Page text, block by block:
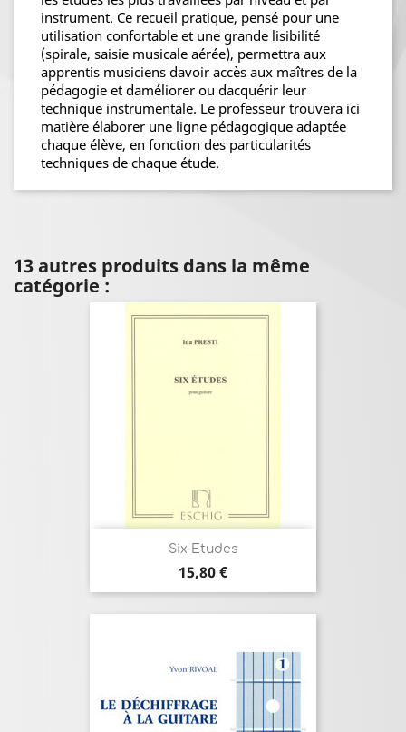
instrument. Ce recueil pratique, pensé pour une
utilisation confortable et une grande lisibilité
(spirale, saisie musicale aérée), permettra aux
apprentis musiciens davoir accès aux maîtres de la
pédagogie et daméliorer ou dacquérir leur
technique instrumentale. Le professeur trouvera ici
matière élaborer une ligne pédagogique adaptée
chaque élève, en fonction des particularités
techniques de chaque étude.
13 autres produits dans la même
catégorie :
Six Etudes
Prix
15,80 €